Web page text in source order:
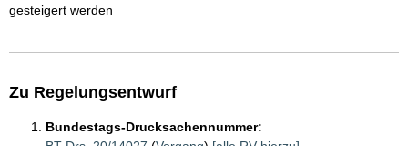
gesteigert werden
Zu Regelungsentwurf
Bundestags-Drucksachennummer: